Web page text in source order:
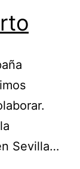
Sevilla…